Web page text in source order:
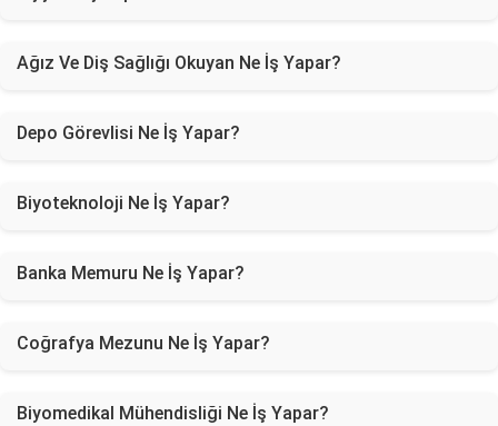
Ağız Ve Diş Sağlığı Okuyan Ne İş Yapar?
Depo Görevlisi Ne İş Yapar?
Biyoteknoloji Ne İş Yapar?
Banka Memuru Ne İş Yapar?
Coğrafya Mezunu Ne İş Yapar?
Biyomedikal Mühendisliği Ne İş Yapar?